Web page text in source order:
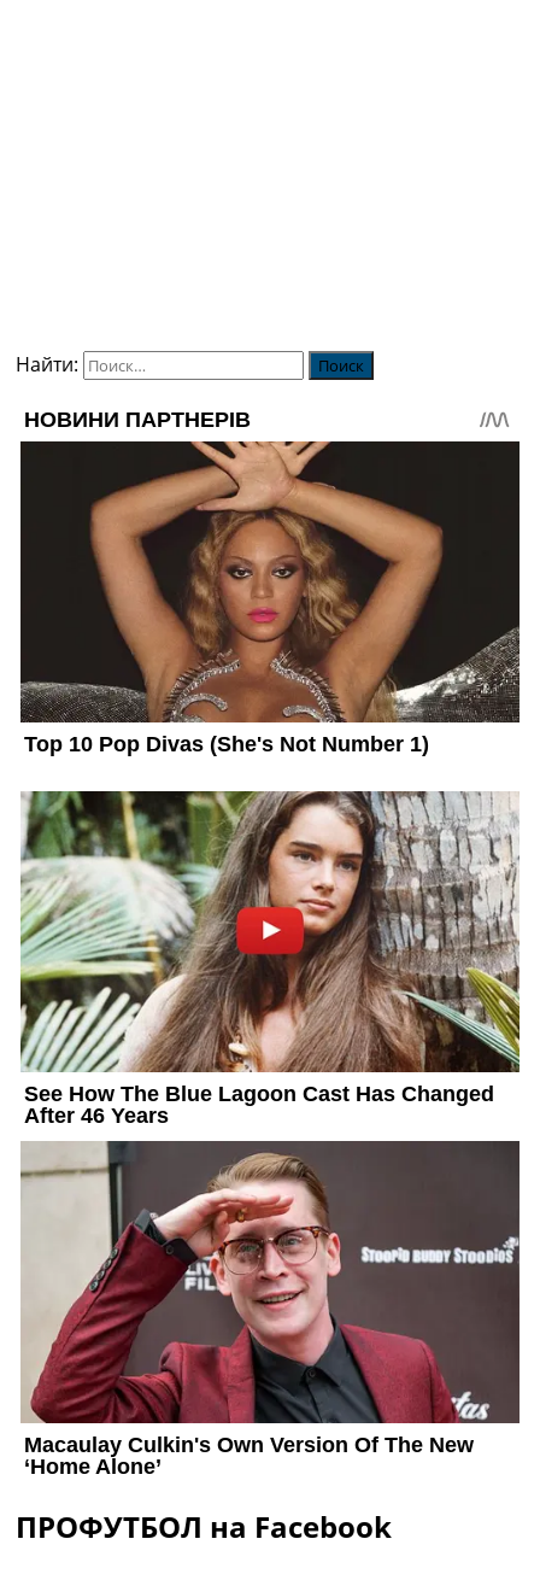
Найти:
ПРОФУТБОЛ на Facebook